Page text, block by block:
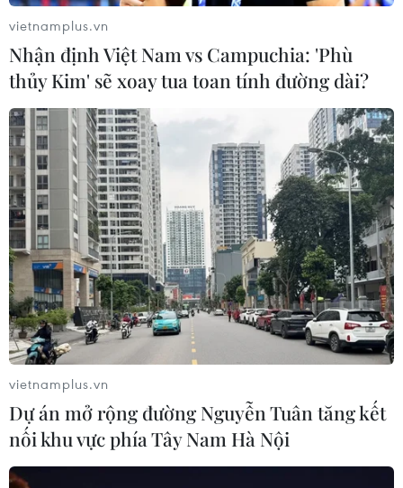
Thị trường ôtô năm 2024: Xu thế của xe
điện hóa và các thương hiệu Trung Quốc
09/02/2024 04:33
Trong năm 2024, xe điện hóa sẽ ngày càng phát triển
hay sự đổ bộ của các thương hiệu Trung Quốc sẽ là xu
hướng chủ đạo của thị trường xe ôtô tại Việt Nam.
vietnamplus.vn
Nhận định Việt Nam vs Campuchia: 'Phù
thủy Kim' sẽ xoay tua toan tính đường dài?
vietnamplus.vn
Dự án mở rộng đường Nguyễn Tuân tăng kết
nối khu vực phía Tây Nam Hà Nội